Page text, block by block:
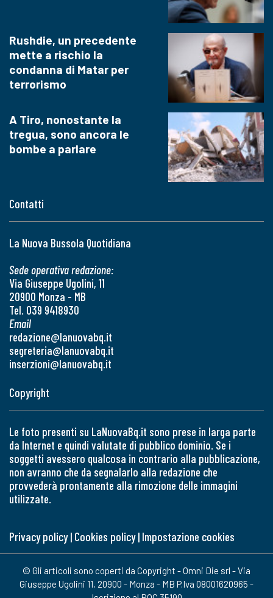
Contatti
La Nuova Bussola Quotidiana
Sede operativa redazione:
Via Giuseppe Ugolini, 11
20900 Monza - MB
Tel. 039 9418930
Email
redazione@lanuovabq.it
segreteria@lanuovabq.it
inserzioni@lanuovabq.it
Rushdie, un precedente
mette a rischio la
condanna di Matar per
terrorismo
A Tiro, nonostante la
tregua, sono ancora le
bombe a parlare
Copyright
Le foto presenti su LaNuovaBq.it sono prese in larga parte
da Internet e quindi valutate di pubblico dominio. Se i
soggetti avessero qualcosa in contrario alla pubblicazione,
non avranno che da segnalarlo alla redazione che
provvederà prontamente alla rimozione delle immagini
utilizzate.
Privacy policy| Cookies policy| Impostazione cookies
© Gli articoli sono coperti da Copyright - Omni Die srl - Via
Giuseppe Ugolini 11, 20900 - Monza - MB P.Iva 08001620965 -